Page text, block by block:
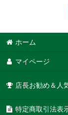
ホーム
マイページ
店長お勧め＆人
特定商取引法表